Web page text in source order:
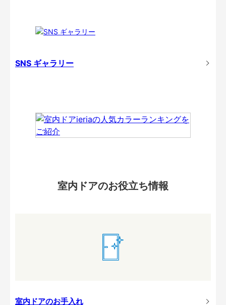
SNS ギャラリー
室内ドアのお役立ち情報
室内ドアのお手入れ